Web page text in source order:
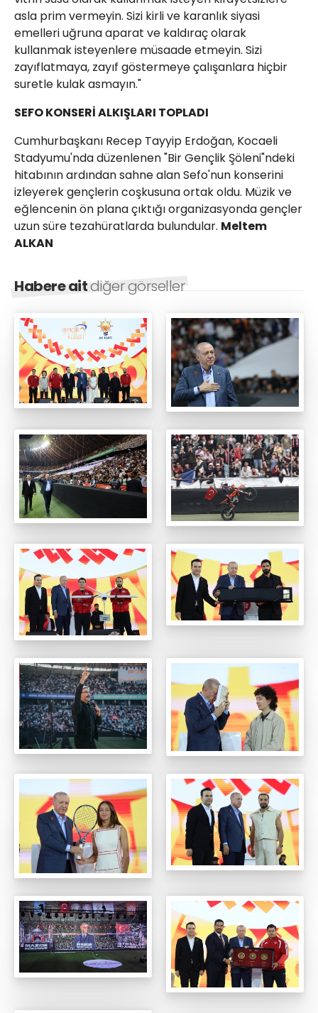
asla prim vermeyin. Sizi kirli ve karanlık siyasi
emelleri uğruna aparat ve kaldıraç olarak
kullanmak isteyenlere müsaade etmeyin. Sizi
zayıflatmaya, zayıf göstermeye çalışanlara hiçbir
suretle kulak asmayın."
SEFO KONSERİ ALKIŞLARI TOPLADI
Cumhurbaşkanı Recep Tayyip Erdoğan, Kocaeli
Stadyumu'nda düzenlenen "Bir Gençlik Şöleni"ndeki
hitabının ardından sahne alan Sefo'nun konserini
izleyerek gençlerin coşkusuna ortak oldu. Müzik ve
eğlencenin ön plana çıktığı organizasyonda gençler
uzun süre tezahüratlarda bulundular. Meltem
ALKAN
Habere aitdiğer görseller